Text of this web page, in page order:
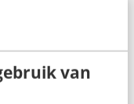
van
een
terecht? Ik